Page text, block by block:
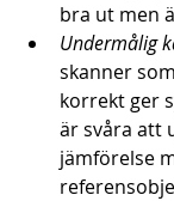
bra ut men
Undermålig
skanner
korrekt ger
är svåra att
jämförelse